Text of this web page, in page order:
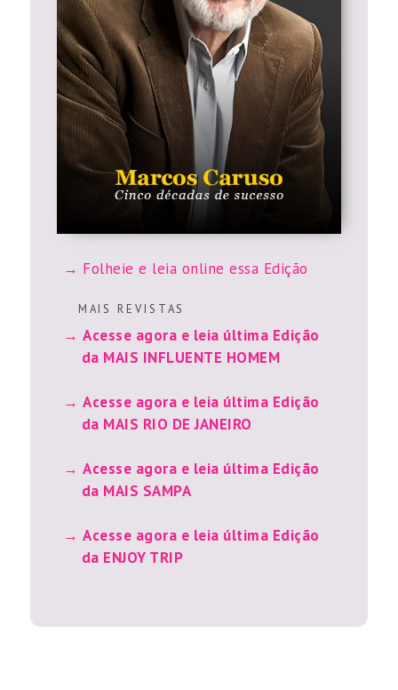
Folheie e leia online essa Edição
M A I S R E V I S T A S
Acesse agora e leia última Edição
da MAIS INFLUENTE HOMEM
Acesse agora e leia última Edição
da MAIS RIO DE JANEIRO
Acesse agora e leia última Edição
da MAIS SAMPA
Acesse agora e leia última Edição
da ENJOY TRIP